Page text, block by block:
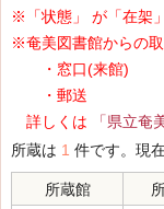
※「状態」 が「在架
※奄美図書館からの
・窓口(来館)
・郵送 ・
詳しくは
「県立奄
所蔵は 1 件です。現
所蔵館